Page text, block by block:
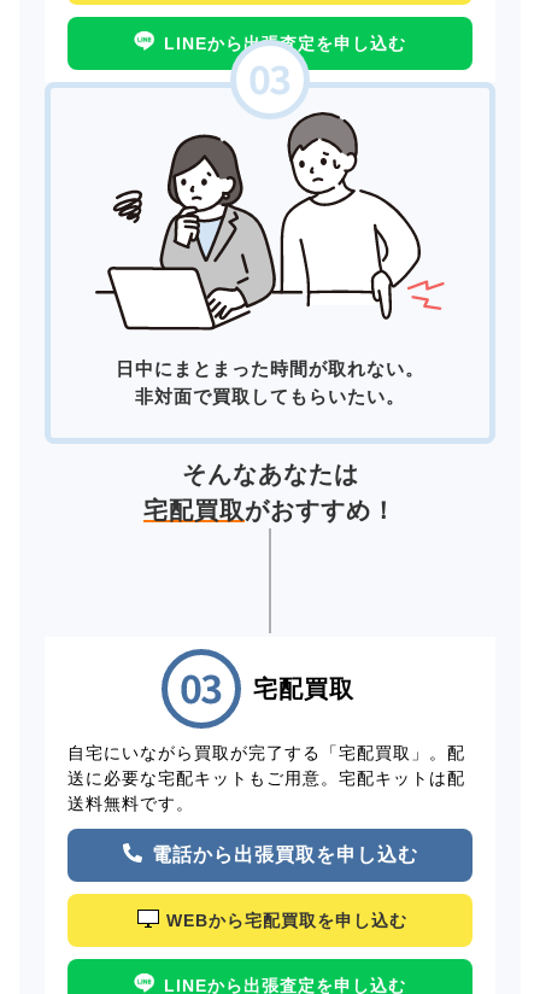
LINEから出張査定を申し込む
日中にまとまった時間が取れない。
非対面で買取してもらいたい。
そんなあなたは
宅配買取がおすすめ！
宅配買取
自宅にいながら買取が完了する「宅配買取」。配
送に必要な宅配キットもご用意。宅配キットは配
送料無料です。
電話から出張買取を申し込む
WEBから宅配買取を申し込む
LINEから出張査定を申し込む